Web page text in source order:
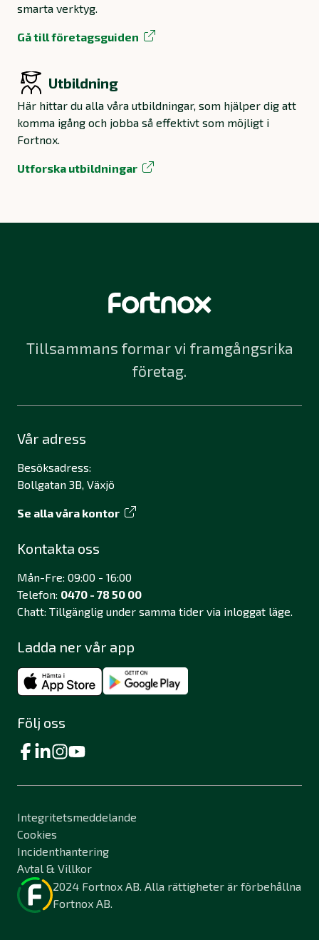
smarta verktyg.
Gå till företagsguiden
Utbildning
Här hittar du alla våra utbildningar, som hjälper dig att
komma igång och jobba så effektivt som möjligt i
Fortnox.
Utforska utbildningar
Tillsammans formar vi framgångsrika
företag.
Vår adress
Besöksadress:
Bollgatan 3B, Växjö
Se alla våra kontor
Kontakta oss
Mån-Fre: 09:00 - 16:00
Telefon: 0470 - 78 50 00
Chatt: Tillgänglig under samma tider via inloggat läge.
Ladda ner vår app
Följ oss
Integritetsmeddelande
Cookies
Incidenthantering
Avtal & Villkor
2024 Fortnox AB. Alla rättigheter är förbehållna
Fortnox AB.